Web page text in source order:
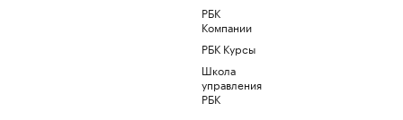
РБК
Компании
РБК Курсы
Школа
управления
РБК